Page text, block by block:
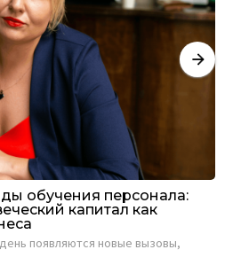
обучения персонала:
капитал как
появляются новые вызовы,